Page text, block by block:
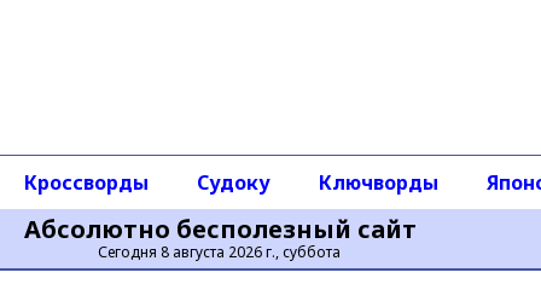
Абсолютно бесполезный сайт
Сегодня 8 августа 2026 г., суббота
Кроссворды Судоку Ключворды